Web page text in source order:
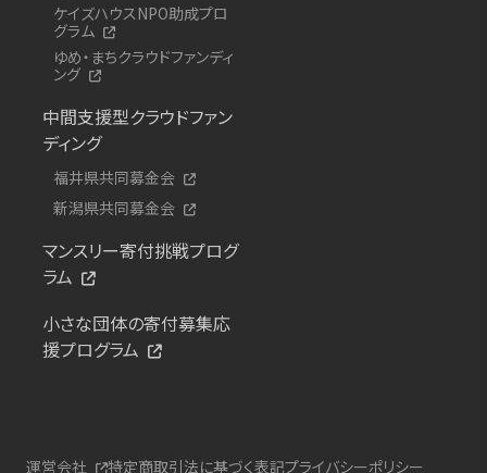
ケイズハウスNPO助成プロ
グラム
ゆめ・まちクラウドファンディ
ング
中間支援型クラウドファン
ディング
福井県共同募金会
新潟県共同募金会
マンスリー寄付挑戦プログ
ラム
小さな団体の寄付募集応
援プログラム
運営会社 特定商取引法に基づく表記プライバシーポリシー